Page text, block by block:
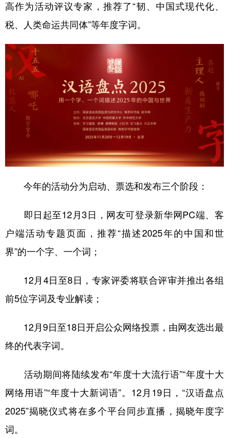
高作为活动评议专家，推荐了“韧、中国式现代化、
税、人类命运共同体”等年度字词。
今年的活动分为启动、票选和发布三个阶段：
即日起至12月3日，网友可登录新华网PC端、客
户端活动专题页面，推荐“描述2025年的中国和世
界”的一个字、一个词；
12月4日至8日，专家评委将联合评审并推出各组
前5位字词及专业解读；
12月9日至18日开启公众网络投票，由网友选出最
终的代表字词。
活动期间将陆续发布“年度十大流行语”“年度十大
网络用语”“年度十大新词语”。12月19日，“汉语盘点
2025”揭晓仪式将在多个平台同步直播，揭晓年度字
词。